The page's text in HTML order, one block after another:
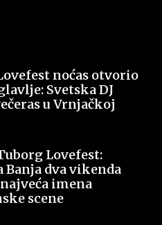
noćas otvorio
Svetska DJ
u Vrnjačkoj
Lovefest:
Banja dva vikenda
imena
scene